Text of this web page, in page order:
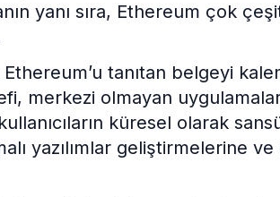
yanı sıra, Ethereum çok
tanıtan belgeyi
merkezi olmayan
küresel olarak
yazılımlar geliştirmelerine ve